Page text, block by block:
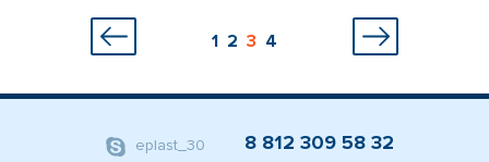
1 2 3 4
eplast_30
8 812 309 58 32